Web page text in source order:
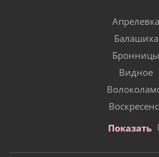
Апрелевка
Балашиха
Бронницы
Видное
Показать